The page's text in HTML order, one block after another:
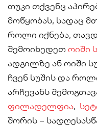
თუკი თქვენც
მოწყობას, სადაც
როლი იქნება,
შემოიხედეთ ოიში
ადგილზე ან ოიში
ჩვენ სუშის და
არჩევანს
ფილადელფია,
შორის –